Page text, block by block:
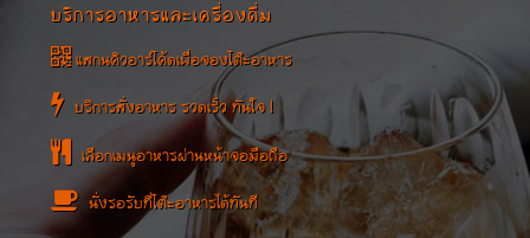
บริการอาหารและเครื่องดื่ม
แสกนคิวอาร์โค้ดเพื่อจองโต๊ะอาหาร
บริการสั่งอาหาร รวดเร็ว ทันใจ !
เลือกเมนูอาหารผ่านหน้าจอมือถือ
นั่งรอรับที่โต๊ะอาหารได้ทันที